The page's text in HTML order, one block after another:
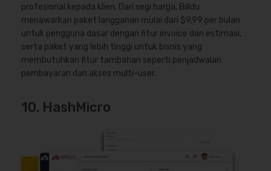
profesional kepada klien. Dari segi harga, Billdu
menawarkan paket langganan mulai dari $9,99 per bulan
untuk pengguna dasar dengan fitur invoice dan estimasi,
serta paket yang lebih tinggi untuk bisnis yang
membutuhkan fitur tambahan seperti penjadwalan
pembayaran dan akses multi-user.
10. HashMicro